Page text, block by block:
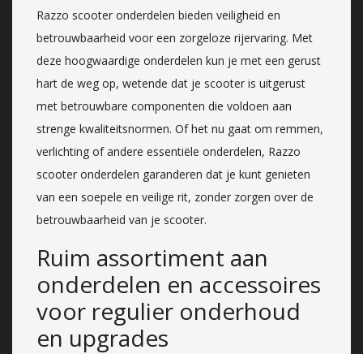
Razzo scooter onderdelen bieden veiligheid en
betrouwbaarheid voor een zorgeloze rijervaring. Met
deze hoogwaardige onderdelen kun je met een gerust
hart de weg op, wetende dat je scooter is uitgerust
met betrouwbare componenten die voldoen aan
strenge kwaliteitsnormen. Of het nu gaat om remmen,
verlichting of andere essentiële onderdelen, Razzo
scooter onderdelen garanderen dat je kunt genieten
van een soepele en veilige rit, zonder zorgen over de
betrouwbaarheid van je scooter.
Ruim assortiment aan
onderdelen en accessoires
voor regulier onderhoud
en upgrades